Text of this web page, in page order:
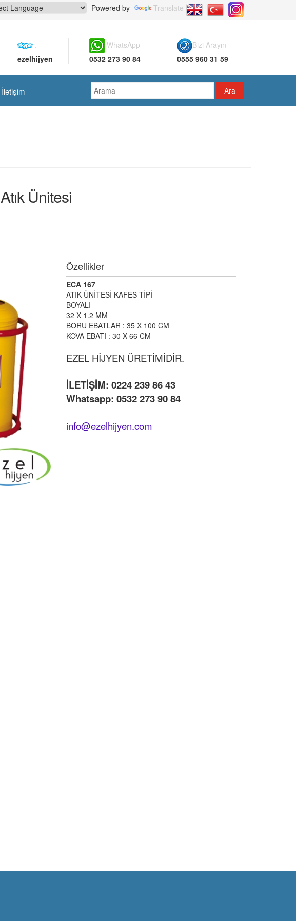
Powered by Translate
Bizi Arayın
0555 960 31 59
WhatsApp
0532 273 90 84
ezelhijyen
İletişim
Ünitesi
Özellikler
ECA 167
ATIK ÜNİTESİ KAFES TİPİ
BOYALI
32 X 1.2 MM
BORU EBATLAR : 35 X 100 CM
KOVA EBATI : 30 X 66 CM
EZEL HİJYEN ÜRETİMİDİR.
İLETİŞİM: 0224 239 86 43
Whatsapp: 0532 273 90 84
info@ezelhijyen.com